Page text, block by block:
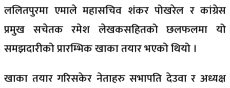
ललितपुरमा एमाले महासचिव शंकर पोखरेल र कांग्रेस
प्रमुख सचेतक रमेश लेखकसहितको छलफलमा यो
समझदारीको प्रारम्भिक खाका तयार भएको थियो ।
खाका तयार गरिसकेर नेताहरु सभापति देउवा र अध्यक्ष